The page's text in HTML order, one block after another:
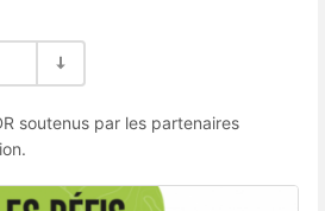
soutenus par les partenaires